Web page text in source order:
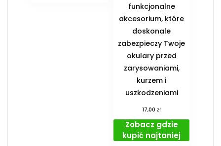
funkcjonalne
akcesorium, które
doskonale
zabezpieczy Twoje
okulary przed
zarysowaniami,
kurzem i
uszkodzeniami
17,00zł
Zobacz gdzie
kupić najtaniej